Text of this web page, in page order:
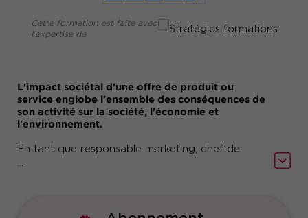
L'impact sociétal d'une offre de produit ou
service englobe l'ensemble des conséquences de
son activité sur la société, l'économie et
l'environnement.
En tant que responsable marketing, chef de
offre de produits ou de services, savoir définir
...
Cette formation est faite avec
l'expertise de